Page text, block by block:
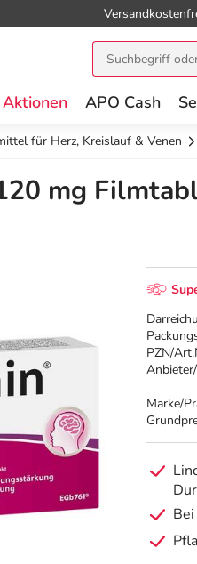
Aktionen APO Cash
für Herz, Kreislauf & Venen
mg
PZN/
Marke/